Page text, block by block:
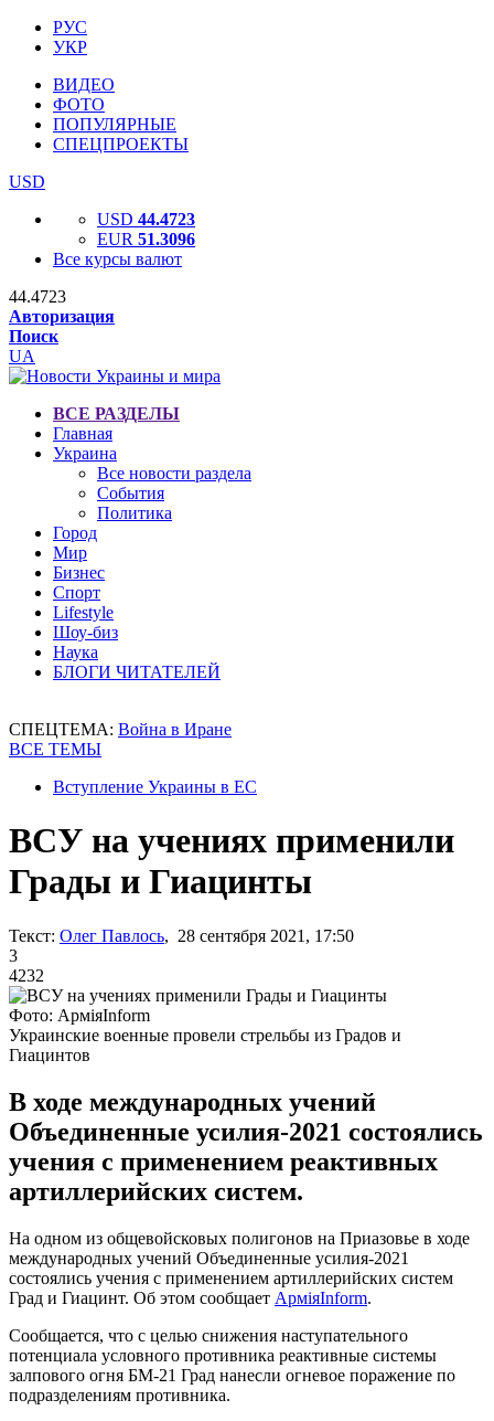
РУС
УКР
ВИДЕО
ФОТО
ПОПУЛЯРНЫЕ
СПЕЦПРОЕКТЫ
USD
USD 44.4723
EUR 51.3096
Все курсы валют
44.4723
Авторизация
Поиск
UA
ВСЕ РАЗДЕЛЫ
Главная
Украина
Все новости раздела
События
Политика
Город
Мир
Бизнес
Спорт
Lifestyle
Шоу-биз
Наука
БЛОГИ ЧИТАТЕЛЕЙ
СПЕЦТЕМА: Война в Иране
ВСЕ ТЕМЫ
Вступление Украины в ЕС
ВСУ на учениях применили
Грады и Гиацинты
Текст: Олег Павлось, 28 сентября 2021, 17:50
3
4232
Фото: АрміяInform
Украинские военные провели стрельбы из Градов и
Гиацинтов
В ходе международных учений
Объединенные усилия-2021 состоялись
учения с применением реактивных
артиллерийских систем.
На одном из общевойсковых полигонов на Приазовье в ходе
международных учений Объединенные усилия-2021
состоялись учения с применением артиллерийских систем
Град и Гиацинт. Об этом сообщает АрміяInform.
Сообщается, что с целью снижения наступательного
потенциала условного противника реактивные системы
залпового огня БМ-21 Град нанесли огневое поражение по
подразделениям противника.